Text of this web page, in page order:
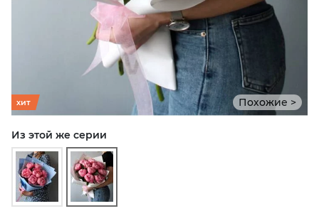
Похожие >
хит
Из этой же серии